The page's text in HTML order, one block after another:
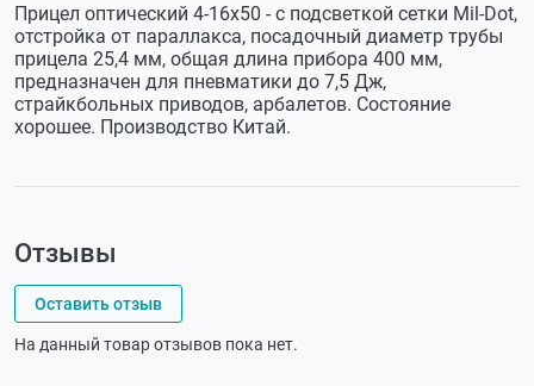
Прицел оптический 4-16х50 - с подсветкой сетки Mil-Dot,
отстройка от параллакса, посадочный диаметр трубы
прицела 25,4 мм, общая длина прибора 400 мм,
предназначен для пневматики до 7,5 Дж,
страйкбольных приводов, арбалетов. Состояние
хорошее. Производство Китай.
Отзывы
Оставить отзыв
На данный товар отзывов пока нет.